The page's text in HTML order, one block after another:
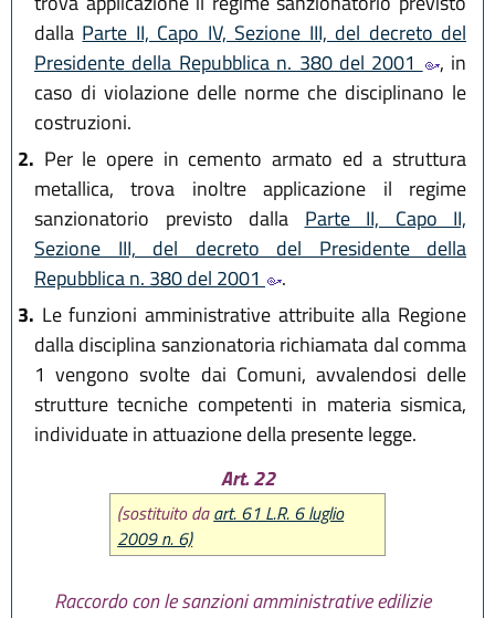
dalla Parte II, Capo IV, Sezione III, del decreto del
Presidente della Repubblica n. 380 del 2001
, in
caso di violazione delle norme che disciplinano le
costruzioni.
2. Per le opere in cemento armato ed a struttura
metallica, trova inoltre applicazione il regime
sanzionatorio previsto dalla Parte II, Capo II,
Sezione III, del decreto del Presidente della
Repubblica n. 380 del 2001
.
3. Le funzioni amministrative attribuite alla Regione
dalla disciplina sanzionatoria richiamata dal comma
1 vengono svolte dai Comuni, avvalendosi delle
strutture tecniche competenti in materia sismica,
individuate in attuazione della presente legge.
Art. 22
(sostituito daart. 61 L.R. 6 luglio
2009 n. 6)
Raccordo con le sanzioni amministrative edilizie